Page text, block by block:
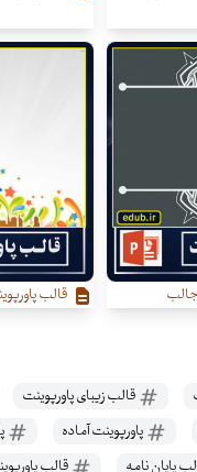
جالب قالب
قالب زیبای پاورپوینت
پاورپوینت آماده
پایان نامه قالب